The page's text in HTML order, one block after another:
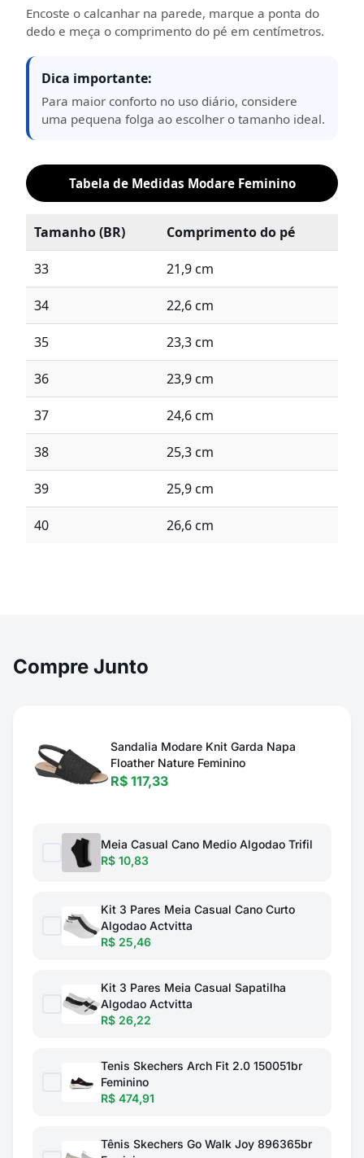
Encoste o calcanhar na parede, marque a ponta do
dedo e meça o comprimento do pé em centímetros.
Dica importante:
Para maior conforto no uso diário, considere
uma pequena folga ao escolher o tamanho ideal.
Tabela de Medidas Modare Feminino
Tamanho (BR) Comprimento do pé
33 21,9 cm
34 22,6 cm
35 23,3 cm
36 23,9 cm
37 24,6 cm
38 25,3 cm
39 25,9 cm
40 26,6 cm
Compre Junto
Sandalia Modare Knit Garda Napa
Floather Nature Feminino
R$ 117,33
Meia Casual Cano Medio Algodao Trifil
R$ 10,83
Kit 3 Pares Meia Casual Cano Curto
Algodao Actvitta
R$ 25,46
Kit 3 Pares Meia Casual Sapatilha
Algodao Actvitta
R$ 26,22
Tenis Skechers Arch Fit 2.0 150051br
Feminino
R$ 474,91
Tênis Skechers Go Walk Joy 896365br